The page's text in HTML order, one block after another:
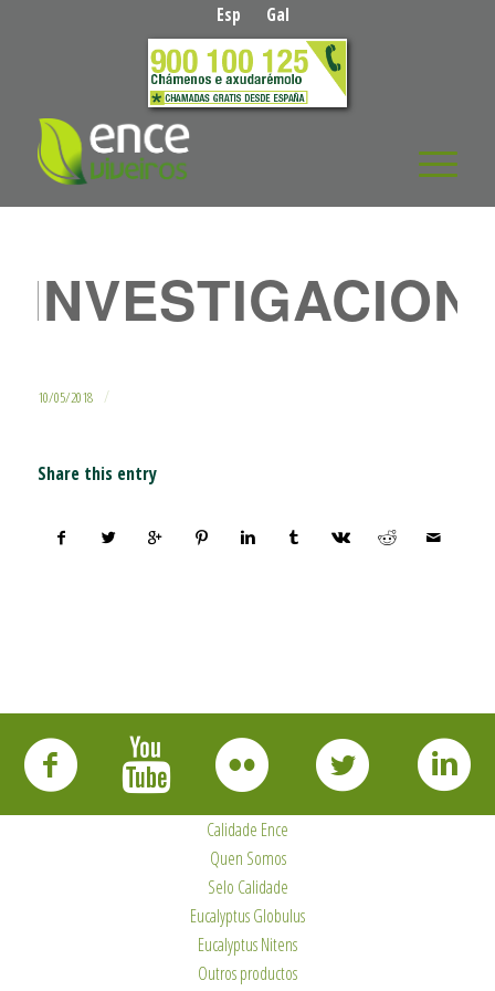
Esp Gal
INVESTIGACION
10/05/2018 /
Share this entry
Calidade Ence
Quen Somos
Selo Calidade
Eucalyptus Globulus
Eucalyptus Nitens
Outros productos